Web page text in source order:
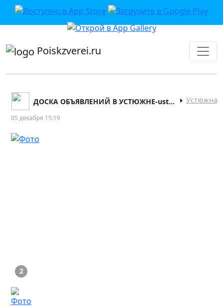
приложении или в VK">
Poiskzverei.ru
ДОСКА ОБЪЯВЛЕНИЙ В УСТЮЖНЕ-ustyuzhna.com Устюжна
05 декабря 15:19
2